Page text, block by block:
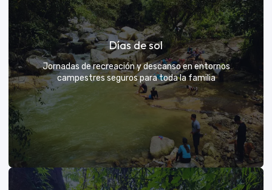
Rutas grupales clásicas
Únete a la manada y descubre nuevos senderos
VER MÁS
Días de sol
Jornadas de recreación y descanso en entornos
campestres seguros para toda la familia